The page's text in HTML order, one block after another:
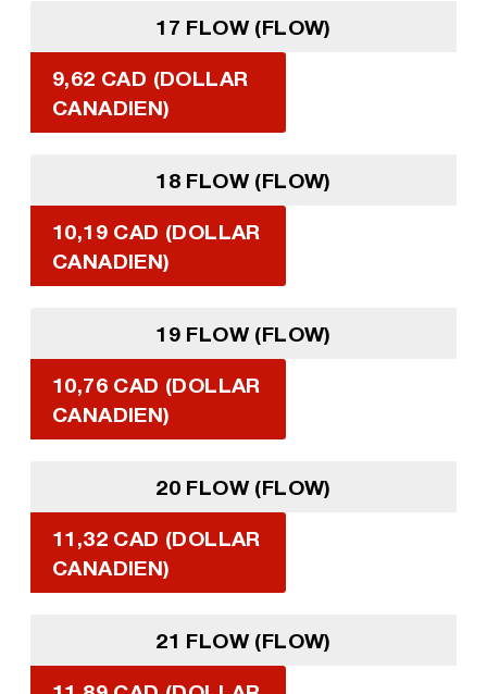
17 FLOW (FLOW)
9,62 CAD (DOLLAR
CANADIEN)
18 FLOW (FLOW)
10,19 CAD (DOLLAR
CANADIEN)
19 FLOW (FLOW)
10,76 CAD (DOLLAR
CANADIEN)
20 FLOW (FLOW)
11,32 CAD (DOLLAR
CANADIEN)
21 FLOW (FLOW)